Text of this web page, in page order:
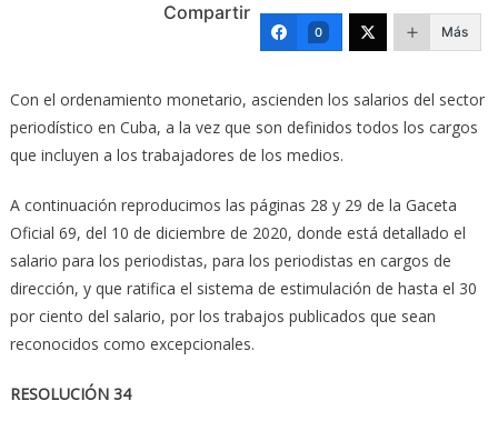
Compartir
0 Más
Con el ordenamiento monetario, ascienden los salarios del sector
periodístico en Cuba, a la vez que son definidos todos los cargos
que incluyen a los trabajadores de los medios.
A continuación reproducimos las páginas 28 y 29 de la Gaceta
Oficial 69, del 10 de diciembre de 2020, donde está detallado el
salario para los periodistas, para los periodistas en cargos de
dirección, y que ratifica el sistema de estimulación de hasta el 30
por ciento del salario, por los trabajos publicados que sean
reconocidos como excepcionales.
RESOLUCIÓN 34